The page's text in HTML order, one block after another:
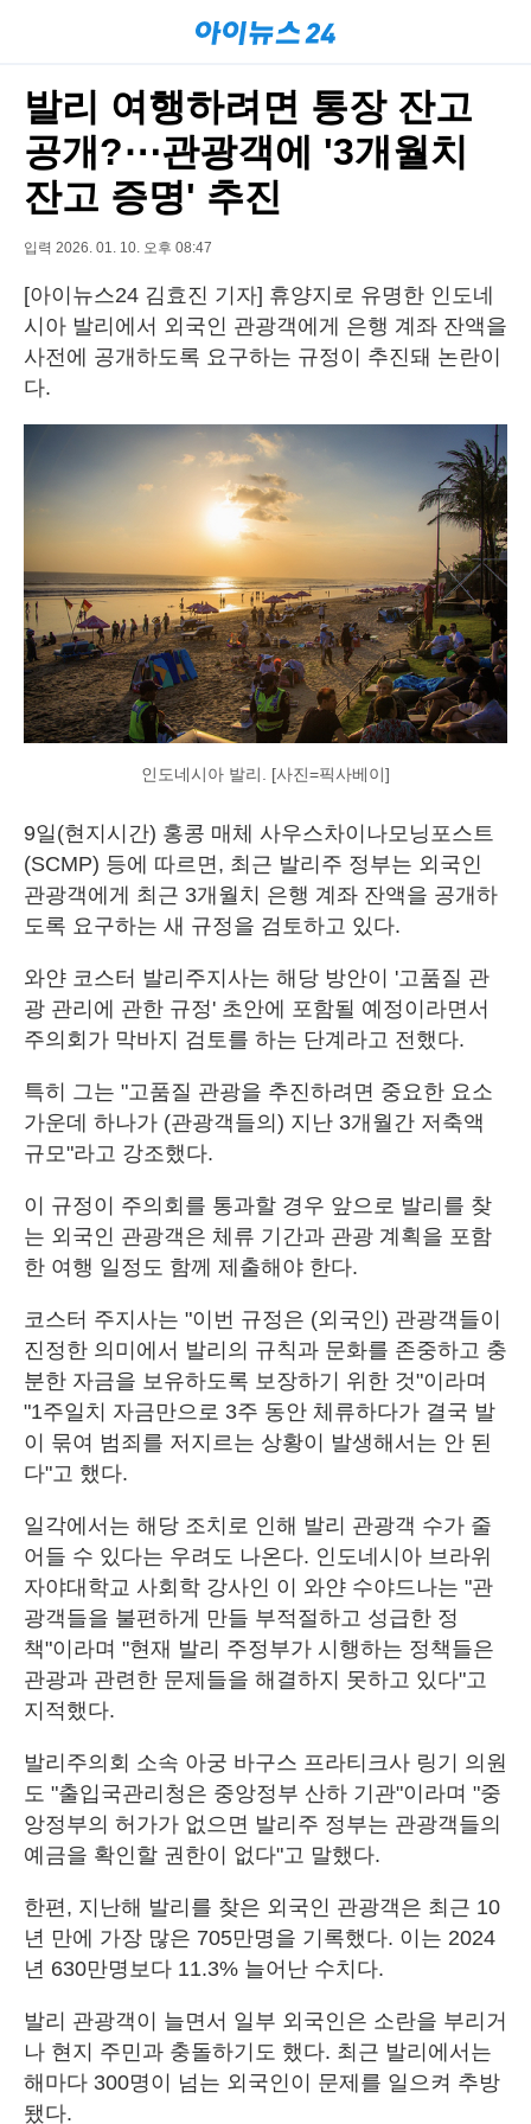
발리 여행하려면 통장 잔고
공개?⋯관광객에 '3개월치
잔고 증명' 추진
입력 2026. 01. 10. 오후 08:47
[아이뉴스24 김효진 기자] 휴양지로 유명한 인도네
시아 발리에서 외국인 관광객에게 은행 계좌 잔액을
사전에 공개하도록 요구하는 규정이 추진돼 논란이
다.
인도네시아 발리. [사진=픽사베이]
9일(현지시간) 홍콩 매체 사우스차이나모닝포스트
(SCMP) 등에 따르면, 최근 발리주 정부는 외국인
관광객에게 최근 3개월치 은행 계좌 잔액을 공개하
도록 요구하는 새 규정을 검토하고 있다.
와얀 코스터 발리주지사는 해당 방안이 '고품질 관
광 관리에 관한 규정' 초안에 포함될 예정이라면서
주의회가 막바지 검토를 하는 단계라고 전했다.
특히 그는 "고품질 관광을 추진하려면 중요한 요소
가운데 하나가 (관광객들의) 지난 3개월간 저축액
규모"라고 강조했다.
이 규정이 주의회를 통과할 경우 앞으로 발리를 찾
는 외국인 관광객은 체류 기간과 관광 계획을 포함
한 여행 일정도 함께 제출해야 한다.
코스터 주지사는 "이번 규정은 (외국인) 관광객들이
진정한 의미에서 발리의 규칙과 문화를 존중하고 충
분한 자금을 보유하도록 보장하기 위한 것"이라며
"1주일치 자금만으로 3주 동안 체류하다가 결국 발
이 묶여 범죄를 저지르는 상황이 발생해서는 안 된
다"고 했다.
일각에서는 해당 조치로 인해 발리 관광객 수가 줄
어들 수 있다는 우려도 나온다. 인도네시아 브라위
자야대학교 사회학 강사인 이 와얀 수야드나는 "관
광객들을 불편하게 만들 부적절하고 성급한 정
책"이라며 "현재 발리 주정부가 시행하는 정책들은
관광과 관련한 문제들을 해결하지 못하고 있다"고
지적했다.
발리주의회 소속 아궁 바구스 프라티크사 링기 의원
도 "출입국관리청은 중앙정부 산하 기관"이라며 "중
앙정부의 허가가 없으면 발리주 정부는 관광객들의
예금을 확인할 권한이 없다"고 말했다.
한편, 지난해 발리를 찾은 외국인 관광객은 최근 10
년 만에 가장 많은 705만명을 기록했다. 이는 2024
년 630만명보다 11.3% 늘어난 수치다.
발리 관광객이 늘면서 일부 외국인은 소란을 부리거
나 현지 주민과 충돌하기도 했다. 최근 발리에서는
해마다 300명이 넘는 외국인이 문제를 일으켜 추방
됐다.